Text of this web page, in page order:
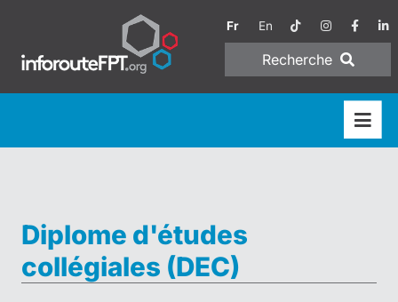
Fr En
Recherche
Diplome d'études
collégiales (DEC)